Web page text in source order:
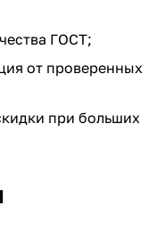
ГОСТ;
от проверенных
при больших